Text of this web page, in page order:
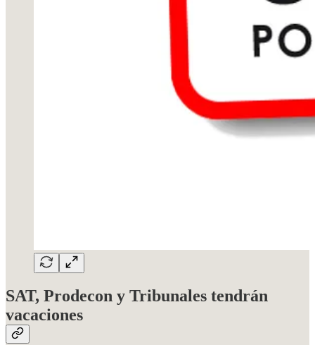
SAT, Prodecon y Tribunales tendrán
vacaciones